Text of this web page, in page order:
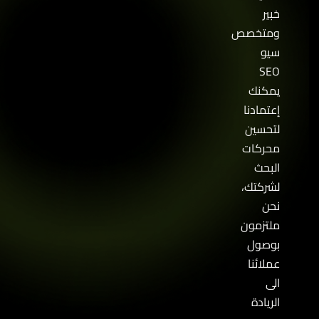
ومتخصص
يمكنك
إعتمادنا
لتحسين
محركات
البحث
لشركتك،
ملتزمون
بوصول
عملائنا
الريادة